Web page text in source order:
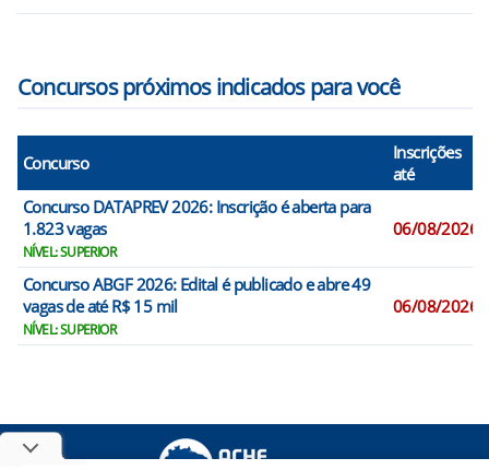
Concursos próximos indicados para você
Concurso
Inscrições
até
Concurso DATAPREV 2026: Inscrição é aberta para
1.823 vagas
NÍVEL: SUPERIOR
06/08/2026
Concurso ABGF 2026: Edital é publicado e abre 49
vagas de até R$ 15 mil
NÍVEL: SUPERIOR
06/08/2026